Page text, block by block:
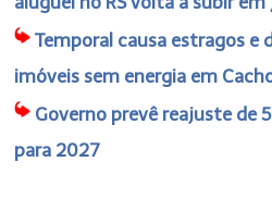
Temporal causa estragos e
imóveis sem energia em
Governo prevê reajuste de
para 2027